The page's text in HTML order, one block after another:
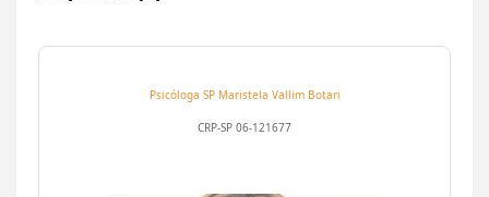
Psicóloga SP Maristela Vallim Botari
CRP-SP 06-121677